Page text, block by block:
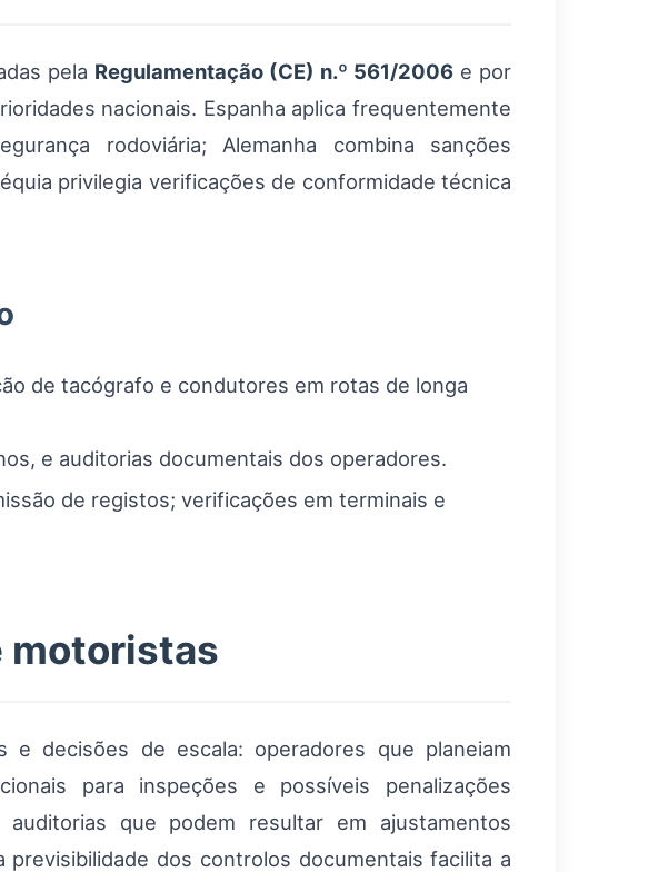
pela Regulamentação (CE) n.º 561/2006e por
nacionais. Espanha aplica frequentemente
rodoviária; Alemanha combina sanções
privilegia verificações de conformidade técnica
de tacógrafo e condutores em rotas de longa
e auditorias documentais dos operadores.
de registos; verificações em terminais e
motoristas
e decisões de escala: operadores que planeiam
para inspeções e possíveis penalizações
que podem resultar em ajustamentos
dos controlos documentais facilita a